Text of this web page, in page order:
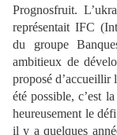
Prognosfruit.
représentait IFC
du groupe
ambitieux de
proposé d’accueillir
été possible, c’est
heureusement le
il y a quelques